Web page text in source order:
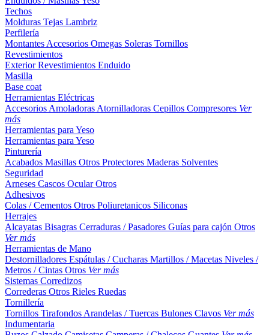
Techos
Molduras Tejas Lambriz
Perfilería
Montantes Accesorios Omegas Soleras Tornillos
Revestimientos
ExteriorRevestimientos Enduido
Masilla
Base coat
Herramientas Eléctricas
Accesorios Amoladoras Atornilladoras Cepillos Compresores Ver
más
Herramientas para Yeso
Herramientas para Yeso
Pinturería
Acabados Masillas Otros Protectores Maderas Solventes
Seguridad
Arneses Cascos OcularOtros
Adhesivos
Colas / Cementos Otros Poliuretanicos Siliconas
Herrajes
Alcayatas Bisagras Cerraduras / Pasadores Guías para cajón Otros
Ver más
Herramientas de Mano
Destornilladores Espátulas / Cucharas Martillos / Macetas Niveles /
Metros / Cintas Otros Ver más
Sistemas Corredizos
Correderas Otros Rieles Ruedas
Tornillería
Tornillos Tirafondos Arandelas / Tuercas Bulones Clavos Ver más
Indumentaria